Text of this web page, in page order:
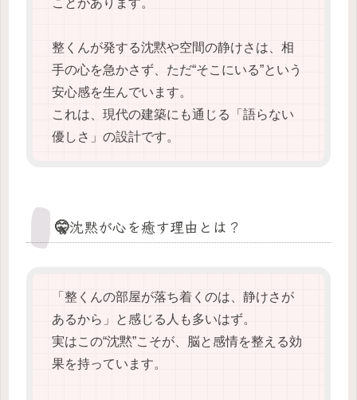
ことがあります。
整くんが発する沈黙や空間の静けさは、相
手の心を急かさず、ただ“そこにいる”という
安心感を生んでいます。
これは、現代の建築にも通じる「語らない
優しさ」の設計です。
🤫沈黙が心を癒す理由とは？
「整くんの部屋が落ち着くのは、静けさが
あるから」と感じる人も多いはず。
実はこの“沈黙”こそが、脳と感情を整える効
果を持っています。